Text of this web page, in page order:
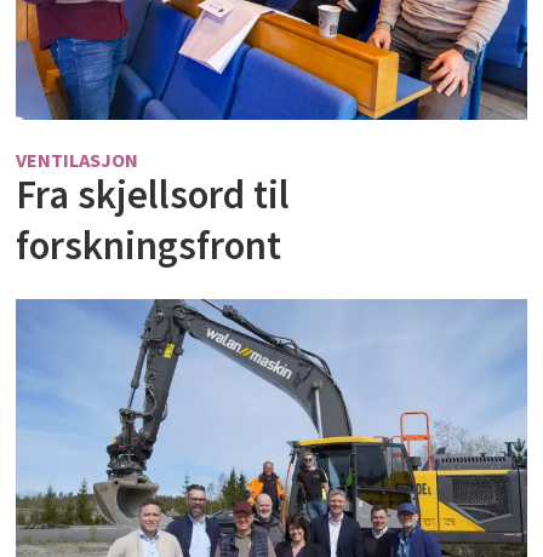
VENTILASJON
Fra skjellsord til
forskningsfront